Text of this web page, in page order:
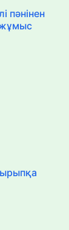
пәнінен
жұмыс